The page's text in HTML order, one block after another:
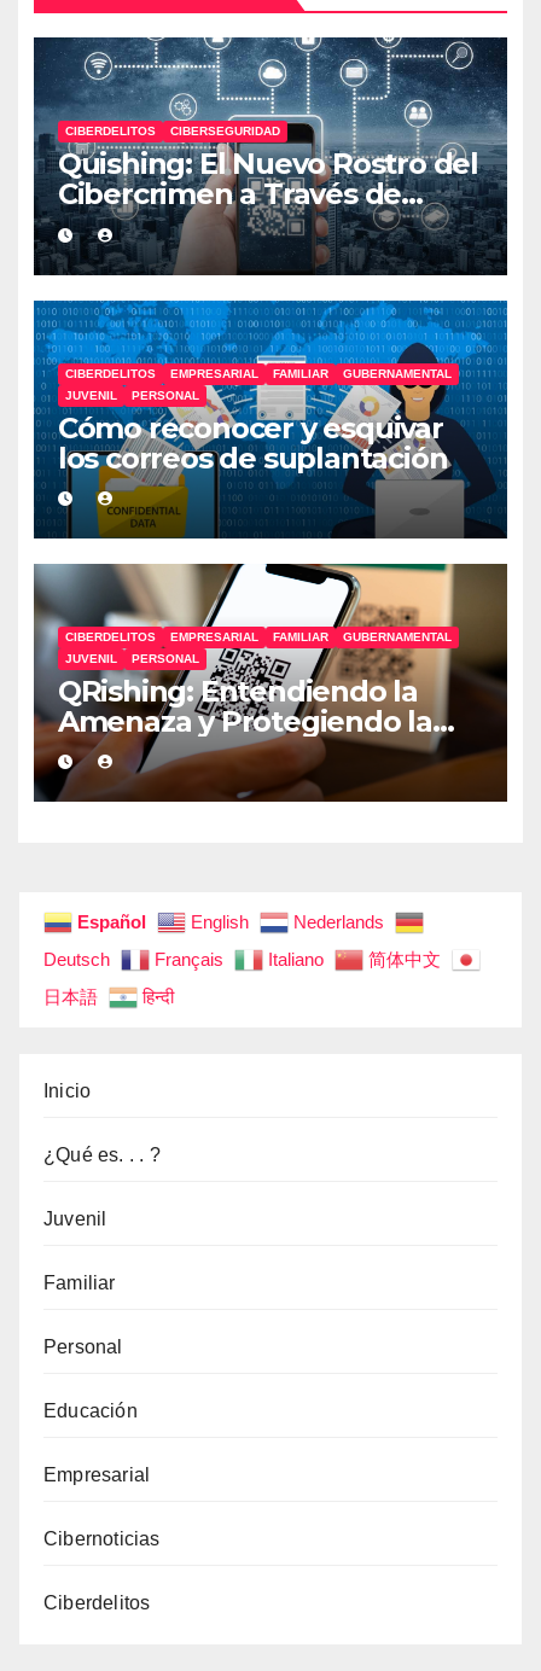
CIBERDELITOS CIBERSEGURIDAD
Quishing: El Nuevo Rostro del
Cibercrimen a Través de
Códigos QR
CIBERDELITOS EMPRESARIAL FAMILIAR
GUBERNAMENTAL
JUVENIL
PERSONAL
Cómo reconocer y esquivar
los correos de suplantación
CIBERDELITOS EMPRESARIAL FAMILIAR
GUBERNAMENTAL
JUVENIL
PERSONAL
QRishing: Entendiendo la
Amenaza y Protegiendo la
Identidad Digital
Español English
Nederlands
Deutsch
Français Italiano
简体中文
日本語
हिन्दी
Inicio
¿Qué es. . . ?
Juvenil
Familiar
Personal
Educación
Empresarial
Cibernoticias
Ciberdelitos